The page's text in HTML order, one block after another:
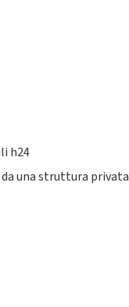
h24
una struttura privata